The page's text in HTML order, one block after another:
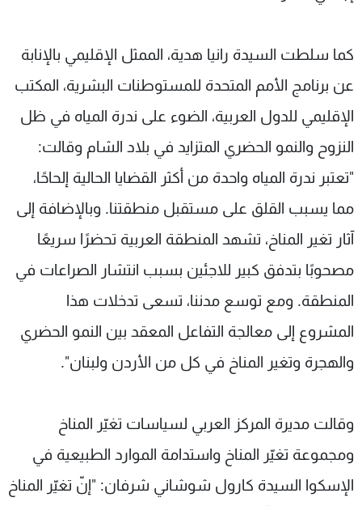
كما سلطت السيدة رانيا هدية، الممثل الإقليمي بالإنابة
عن برنامج الأمم المتحدة للمستوطنات البشرية، المكتب
الإقليمي للدول العربية، الضوء على ندرة المياه في ظل
النزوح والنمو الحضري المتزايد في بلاد الشام وقالت:
"تعتبر ندرة المياه واحدة من أكثر القضايا الحالية إلحاحًا،
مما يسبب القلق على مستقبل منطقتنا. وبالإضافة إلى
آثار تغير المناخ، تشهد المنطقة العربية تحضرًا سريعًا
مصحوبًا بتدفق كبير للاجئين بسبب انتشار الصراعات في
المنطقة. ومع توسع مدننا، تسعى تدخلات هذا
المشروع إلى معالجة التفاعل المعقد بين النمو الحضري
والهجرة وتغير المناخ في كل من الأردن ولبنان".
وقالت مديرة المركز العربي لسياسات تغيّر المناخ
ومجموعة تغيّر المناخ واستدامة الموارد الطبيعية في
الإسكوا السيدة كارول شوشاني شرفان: "إنّ تغيّر المناخ